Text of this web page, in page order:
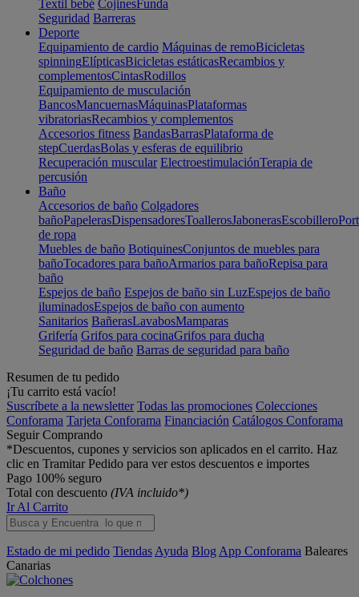
Textil bebé CojinesFunda
Seguridad Barreras
Deporte
Equipamiento de cardio Máquinas de remoBicicletas
spinningElípticasBicicletas estáticasRecambios y
complementosCintasRodillos
Equipamiento de musculación
BancosMancuernasMáquinasPlataformas
vibratoriasRecambios y complementos
Accesorios fitness BandasBarrasPlataforma de
stepCuerdasBolas y esferas de equilibrio
Recuperación muscular ElectroestimulaciónTerapia de
percusión
Baño
Accesorios de baño Colgadores
bañoPapelerasDispensadoresToallerosJabonerasEscobillero
de ropa
Muebles de baño BotiquinesConjuntos de muebles para
bañoTocadores para bañoArmarios para bañoRepisa para
baño
Espejos de baño Espejos de baño sin LuzEspejos de baño
iluminadosEspejos de baño con aumento
Sanitarios BañerasLavabosMamparas
Grifería Grifos para cocinaGrifos para ducha
Seguridad de baño Barras de seguridad para baño
Resumen de tu pedido
¡Tu carrito está vacío!
Suscríbete a la newsletter Todas las promociones Colecciones
Conforama Tarjeta Conforama Financiación Catálogos Conforama
Seguir Comprando
*Descuentos, cupones y servicios son aplicados en el carrito. Haz
clic en Tramitar Pedido para ver estos descuentos e importes
Pago 100% seguro
Total con descuento (IVA incluido*)
Ir Al Carrito
Estado de mi pedido Tiendas Ayuda Blog App Conforama Baleares
Canarias